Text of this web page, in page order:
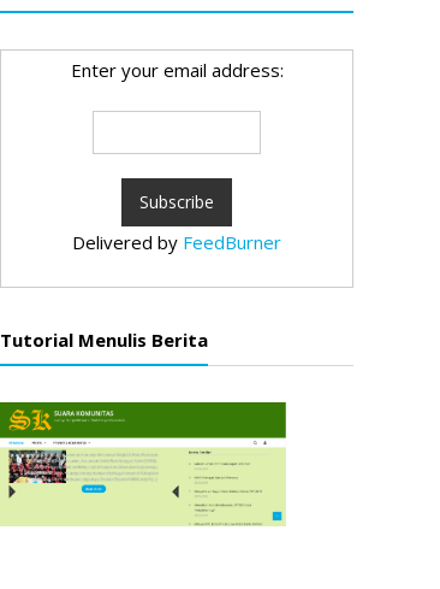
Enter your email address:
Delivered by FeedBurner
Tutorial Menulis Berita